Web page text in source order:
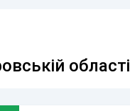
області